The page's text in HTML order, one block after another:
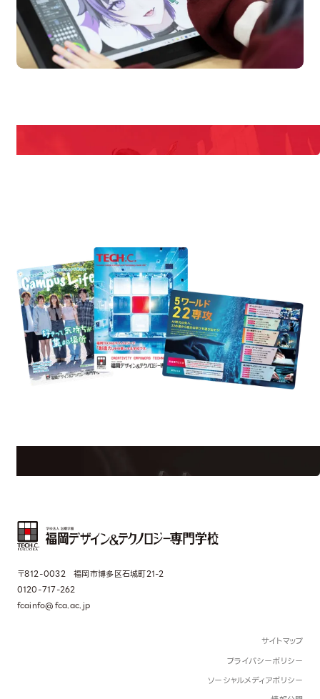
Campus Open
Information
〒812-0032 福岡市博多区石城町21-2
0120-717-262
fcainfo@fca.ac.jp
サイトマップ
プライバシーポリシー
ソーシャルメディアポリシー